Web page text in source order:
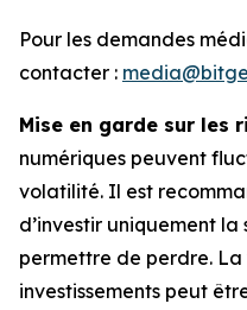
Pour les demandes
contacter :
Mise en garde sur les
numériques peuvent
volatilité. Il est
d’investir uniquement la
permettre de perdre.
investissements peut